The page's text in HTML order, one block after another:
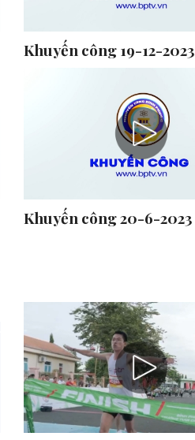
Khuyến công 19-12-2023
Khuyến công 20-6-2023